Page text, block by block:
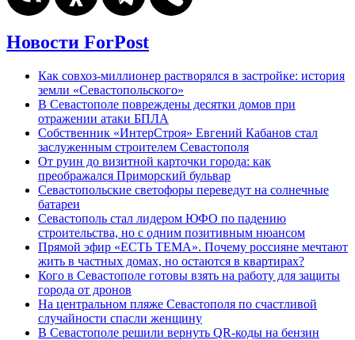
Новости ForPost
Как совхоз-миллионер растворялся в застройке: история
земли «Севастопольского»
В Севастополе повреждены десятки домов при
отражении атаки БПЛА
Собственник «ИнтерСтроя» Евгений Кабанов стал
заслуженным строителем Севастополя
От руин до визитной карточки города: как
преображался Приморский бульвар
Севастопольские светофоры переведут на солнечные
батареи
Севастополь стал лидером ЮФО по падению
строительства, но с одним позитивным нюансом
Прямой эфир «ЕСТЬ ТЕМА». Почему россияне мечтают
жить в частных домах, но остаются в квартирах?
Кого в Севастополе готовы взять на работу для защиты
города от дронов
На центральном пляже Севастополя по счастливой
случайности спасли женщину
В Севастополе решили вернуть QR-коды на бензин